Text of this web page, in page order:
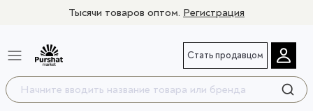
Тысячи товаров оптом. Регистрация
Стать продавцом